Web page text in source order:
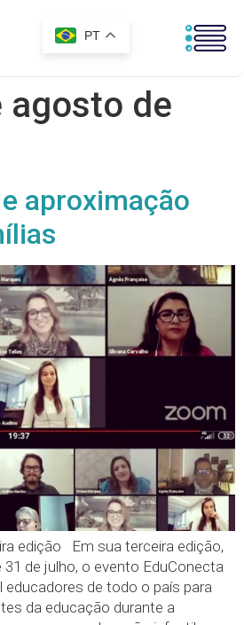
PT
agosto de
aproximação
edição Em sua terceira edição,
31 de julho, o evento EduConecta
educadores de todo o país para
da educação durante a